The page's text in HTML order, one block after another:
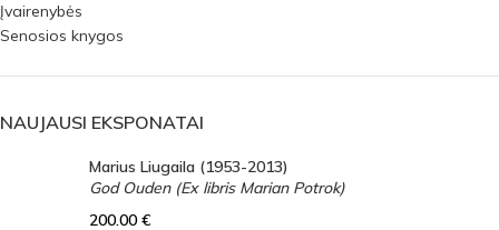
Įvairenybės
Senosios knygos
NAUJAUSI EKSPONATAI
Marius Liugaila (1953-2013)
God Ouden (Ex libris Marian Potrok)
200.00 €